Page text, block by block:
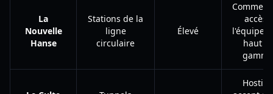
La
Nouvelle
Hanse
Stations de la
ligne
circulaire
Élevé
accès
haut
Hostile